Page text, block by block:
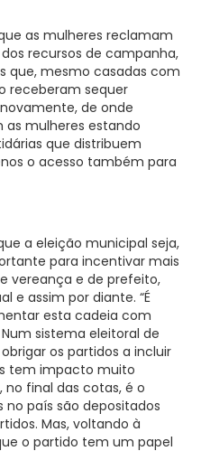
as mulheres reclamam
recursos de campanha,
que, mesmo casadas com
receberam sequer
de onde
as mulheres estando
que distribuem
o acesso também para
a eleição municipal seja,
para incentivar mais
vereança e de prefeito,
e assim por diante. “É
esta cadeia com
sistema eleitoral de
os partidos a incluir
tem impacto muito
final das cotas, é o
no país são depositados
Mas, voltando à
o partido tem um papel